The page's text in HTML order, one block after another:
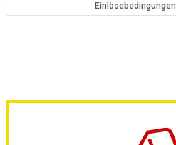
Einlösebedingungen